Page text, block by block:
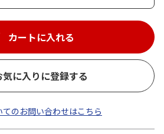
カートに入れる
気に入りに登録する
てのお問い合わせはこちら